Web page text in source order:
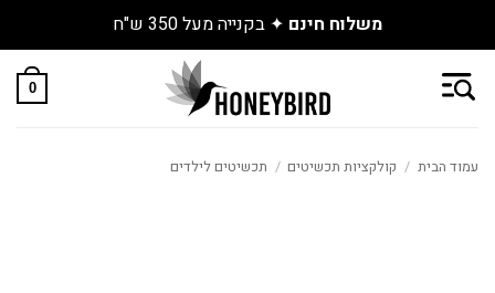
משלוח חינם ✦ בקנייה מעל 350 ש"ח
0
עמוד הבית / קולקציות תכשיטים / תכשיטים לילדים